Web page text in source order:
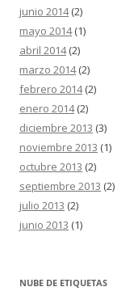
junio 2014(2)
mayo 2014(1)
abril 2014(2)
marzo 2014(2)
febrero 2014(2)
enero 2014(2)
diciembre 2013 (3)
noviembre 2013 (1)
octubre 2013 (2)
septiembre 2013 (2)
julio 2013 (2)
junio 2013 (1)
NUBE DE ETIQUETAS